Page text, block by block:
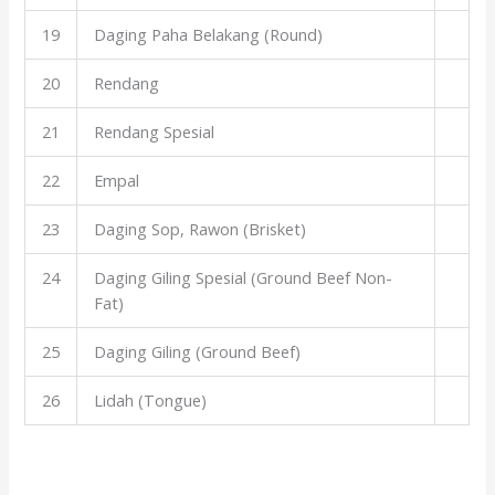
19 Daging Paha Belakang (Round)
20 Rendang
21 Rendang Spesial
22 Empal
23 Daging Sop, Rawon (Brisket)
24
Daging Giling Spesial (Ground Beef Non-
Fat)
25 Daging Giling (Ground Beef)
26 Lidah (Tongue)